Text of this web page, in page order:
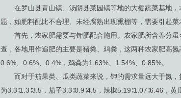
在罗山县青山镇、汤阴县菜园镇等地的大棚蔬菜基地，
题，如肥料配比不合理、未经腐熟出现熏棚等，需要引起菜
首先，农家肥需要与钾肥配合施用。农家肥所含养分虽
查，各地用作追肥的主要是猪粪、鸡粪，这两种农家肥高
0.6%、0.6%、0.4%，鸡粪为1.63%、1.54%、0.85%。
而对于茄果类、瓜类蔬菜来说，钾的需求量远大于氮，
为3.3∶1.3∶3.5，茄子3.3∶0.9∶4.5，辣椒5.19∶1.07∶6.46，